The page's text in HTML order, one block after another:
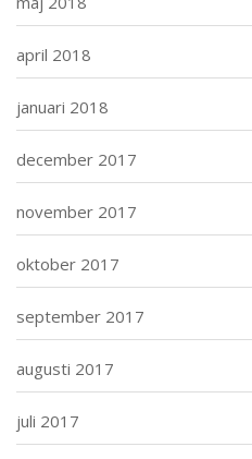
april 2018
januari 2018
december 2017
november 2017
oktober 2017
september 2017
augusti 2017
juli 2017